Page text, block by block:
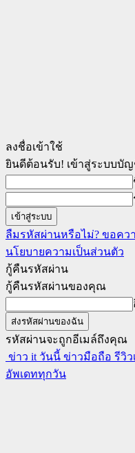
ลงชื่อเข้าใช้
ยินดีต้อนรับ! เข้าสู่ระบบบั
ลืมรหัสผ่านหรือไม่? ขอคว
นโยบายความเป็นส่วนตัว
กู้คืนรหัสผ่าน
กู้คืนรหัสผ่านของคุณ
รหัสผ่านจะถูกอีเมล์ถึงคุณ
ข่าว it วันนี้ ข่าวมือถือ รีวิ
อัพเดททุกวัน